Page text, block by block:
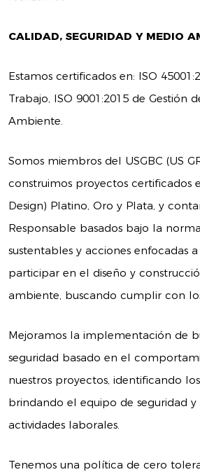
CALIDAD, SEGURIDAD Y MEDIO
Estamos certificados en: ISO
Trabajo, ISO 9001:2015 de Gestión
Ambiente.
Somos miembros del USGBC (US
construimos proyectos certificados
Design) Platino, Oro y Plata, y
Responsable basados bajo la
sustentables y acciones enfocadas
participar en el diseño y
ambiente, buscando cumplir con
Mejoramos la implementación de
seguridad basado en el
nuestros proyectos, identificando
brindando el equipo de seguridad
actividades laborales.
Tenemos una política de cero